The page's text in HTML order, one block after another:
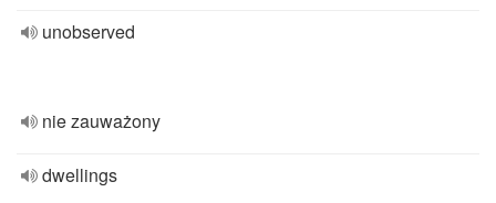
unobserved
nie zauważony
dwellings